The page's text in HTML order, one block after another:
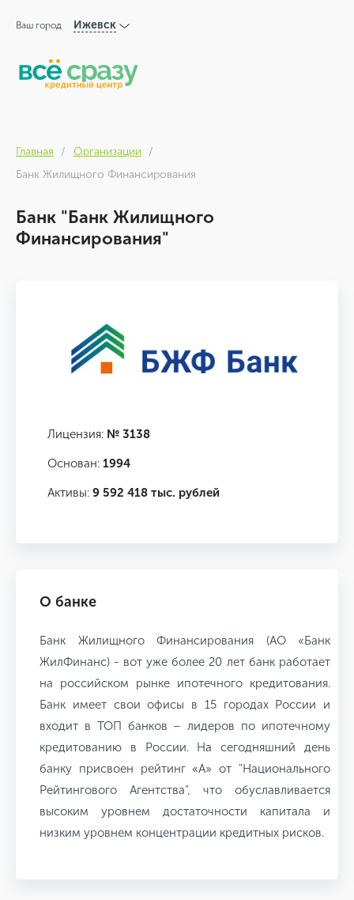
Ваш город Ижевск
Главная
Организации
Банк Жилищного Финансирования
Банк "Банк Жилищного
Финансирования"
Лицензия: № 3138
Основан: 1994
Активы: 9 592 418 тыс. рублей
О банке
Банк Жилищного Финансирования (АО «Банк
ЖилФинанс) - вот уже более 20 лет банк работает
на российском рынке ипотечного кредитования.
Банк имеет свои офисы в 15 городах России и
входит в ТОП банков – лидеров по ипотечному
кредитованию в России. На сегодняшний день
банку присвоен рейтинг «А» от "Национального
Рейтингового Агентства", что обуславливается
высоким уровнем достаточности капитала и
низким уровнем концентрации кредитных рисков.